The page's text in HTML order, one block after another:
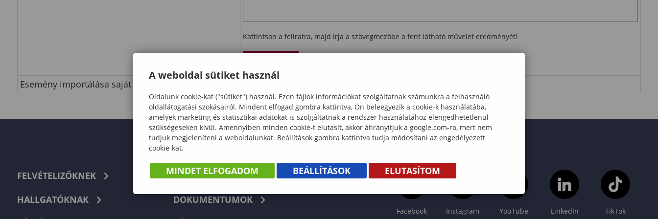
Kattintson a feliratra, majd írja a szövegmezőbe a fent látható művelet eredményét!
Esemény importálása saját naptárba
FELVÉTELIZŐKNEK
HALLGATÓKNAK
TELEFONKÖNYV
DOKUMENTUMOK
Facebook Instagram YouTube LinkedIn TikTok
A weboldal sütiket használ
Oldalunk cookie-kat ("sütiket") használ. Ezen fájlok információkat szolgáltatnak számunkra a felhasználó
oldallátogatási szokásairól. Mindent elfogad gombra kattintva, Ön beleegyezik a cookie-k használatába,
amelyek marketing és statisztikai adatokat is szolgáltatnak a rendszer használatához elengedhetetlenül
szükségeseken kívül. Amennyiben minden cookie-t elutasít, akkor átirányítjuk a google.com-ra, mert nem
tudjuk megjeleníteni a weboldalunkat. Beállítások gombra kattintva tudja módosítani az engedélyezett
cookie-kat.
MINDET ELFOGADOM BEÁLLÍTÁSOK ELUTASÍTOM